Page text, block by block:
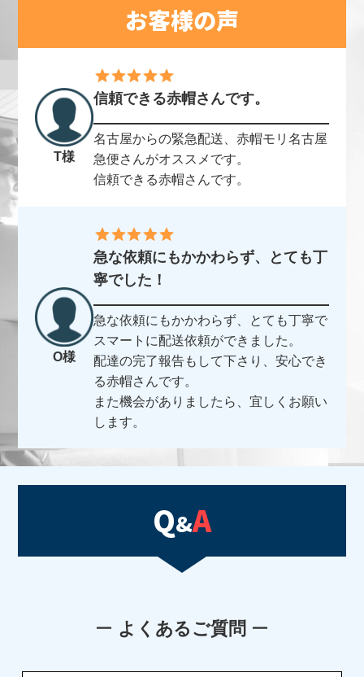
お客様の声
T様
信頼できる赤帽さんです。
名古屋からの緊急配送、赤帽モリ名古屋
急便さんがオススメです。
信頼できる赤帽さんです。
O様
急な依頼にもかかわらず、とても丁
寧でした！
急な依頼にもかかわらず、とても丁寧で
スマートに配送依頼ができました。
配達の完了報告もして下さり、安心でき
る赤帽さんです。
また機会がありましたら、宜しくお願い
します。
Q&A
ー よくあるご質問 ー